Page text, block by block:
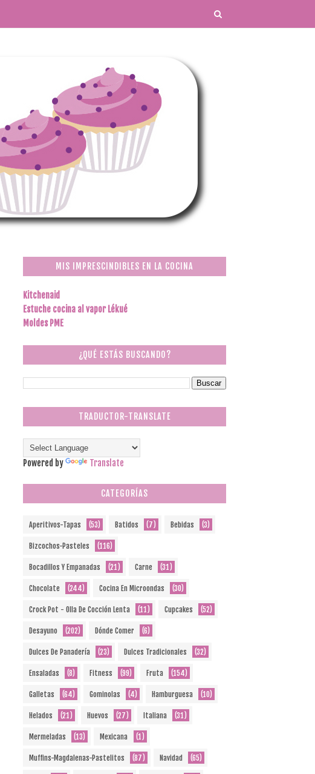
MIS IMPRESCINDIBLES EN LA COCINA
Kitchenaid
Estuche cocina al vapor Lékué
Moldes PME
¿QUÉ ESTÁS BUSCANDO?
TRADUCTOR-TRANSLATE
Powered by Translate
CATEGORÍAS
Aperitivos-Tapas (53) Batidos (7) Bebidas (3)
Bizcochos-Pasteles (116)
Bocadillos Y Empanadas (21) Carne (31)
Chocolate (244) Cocina En Microondas (30)
Crock Pot - Olla De Cocción Lenta (11) Cupcakes (52)
Desayuno (202) Dónde Comer (6)
Dulces De Panadería (23) Dulces Tradicionales (32)
Ensaladas (8) Fitness (99) Fruta (154)
Galletas (64) Gominolas (4) Hamburguesa (10)
Helados (21) Huevos (27) Italiana (31)
Mermeladas (13) Mexicana (1)
Muffins-Magdalenas-Pastelitos (87) Navidad (65)